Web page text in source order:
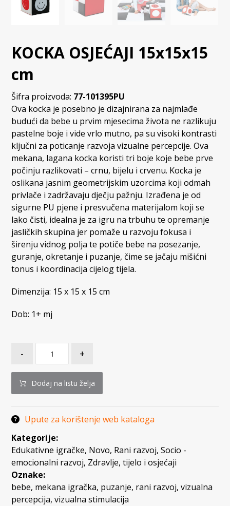
KOCKA OSJEĆAJI 15x15x15
cm
Šifra proizvoda: 77-101395PU
Ova kocka je posebno je dizajnirana za najmlađe
budući da bebe u prvim mjesecima života ne razlikuju
pastelne boje i vide vrlo mutno, pa su visoki kontrasti
ključni za poticanje razvoja vizualne percepcije. Ova
mekana, lagana kocka koristi tri boje koje bebe prve
počinju razlikovati – crnu, bijelu i crvenu. Kocka je
oslikana jasnim geometrijskim uzorcima koji odmah
privlače i zadržavaju dječju pažnju. Izrađena je od
sigurne PU pjene i presvučena materijalom koji se
lako čisti, idealna je za igru na trbuhu te opremanje
jasličkih skupina jer pomaže u razvoju fokusa i
širenju vidnog polja te potiče bebe na posezanje,
guranje, okretanje i puzanje, čime se jačaju mišićni
tonus i koordinacija cijelog tijela.
Dimenzija: 15 x 15 x 15 cm
Dob: 1+ mj
- +
Dodaj na listu želja
Upute za korištenje web kataloga
Kategorije:
Edukativne igračke, Novo, Rani razvoj,Socio -
emocionalni razvoj, Zdravlje, tijelo i osjećaji
Oznake:
bebe, mekana igračka, puzanje, rani razvoj,vizualna
percepcija,vizualna stimulacija